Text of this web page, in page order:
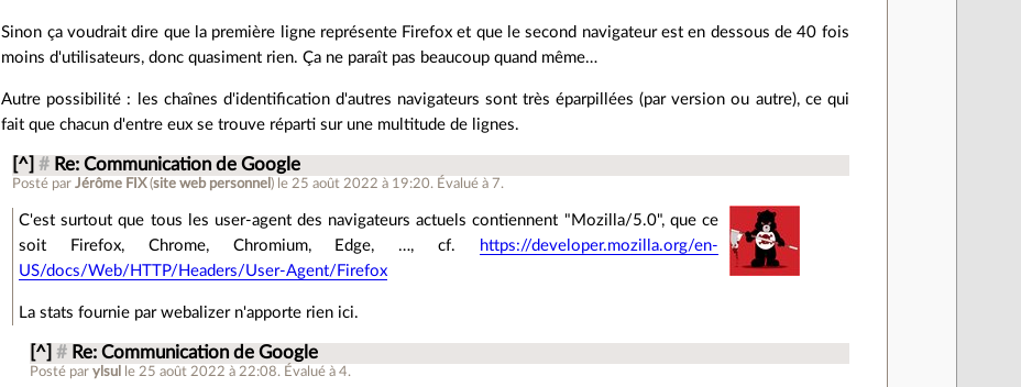
Sinon ça voudrait dire que la première ligne représente Firefox et que le second navigateur est en dessous de 40 fois
moins d'utilisateurs, donc quasiment rien. Ça ne paraît pas beaucoup quand même…
Autre possibilité : les chaînes d'identification d'autres navigateurs sont très éparpillées (par version ou autre), ce qui
fait que chacun d'entre eux se trouve réparti sur une multitude de lignes.
[^] # Re: Communication de Google
Posté parJérôme FIX (site web personnel ) le 25 août 2022 à 19:20. Évalué à7.
C'est surtout que tous les user-agent des navigateurs actuels contiennent "Mozilla/5.0", que ce
soit Firefox, Chrome, Chromium, Edge, …, cf.
https://developer.mozilla.org/en-
US/docs/Web/HTTP/Headers/User-Agent/Firefox
La stats fournie par webalizer n'apporte rien ici.
[^] # Re: Communication de Google
Posté parylsul le 25 août 2022 à 22:08. Évalué à4.